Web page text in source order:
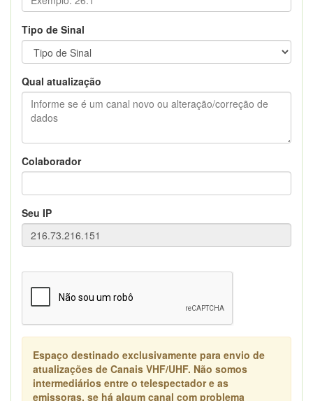
Tipo de Sinal
Qual atualização
Colaborador
Seu IP
Espaço destinado exclusivamente para envio de
atualizações de Canais VHF/UHF. Não somos
intermediários entre o telespectador e as
emissoras, se há algum canal com problema